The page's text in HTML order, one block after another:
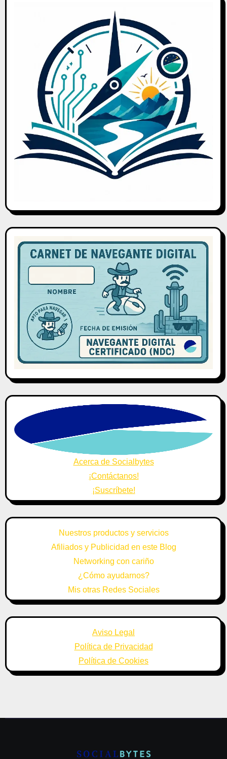
Acerca de Socialbytes
¡Contáctanos!
¡Suscríbete!
Nuestros productos y servicios
Afiliados y Publicidad en este Blog
Networking con cariño
¿Cómo ayudarnos?
Mis otras Redes Sociales
Aviso Legal
Política de Privacidad
Política de Cookies